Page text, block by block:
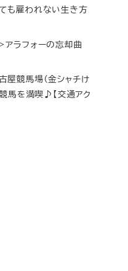
も雇われない生き方
ラフォーの忘却曲
屋競馬場（金シャチけ
馬を満喫♪【交通アク